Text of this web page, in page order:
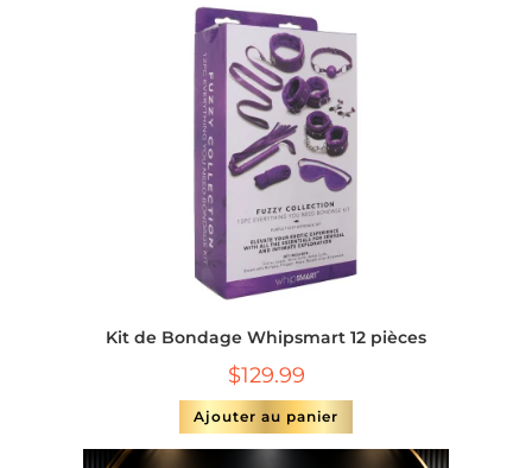
Kit de Bondage Whipsmart 12 pièces
$129.99
Ajouter au panier